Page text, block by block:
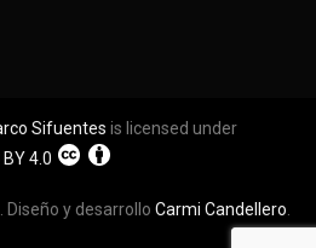
Sifuentes is licensed under
BY 4.0
. Diseño y desarrollo Carmi Candellero